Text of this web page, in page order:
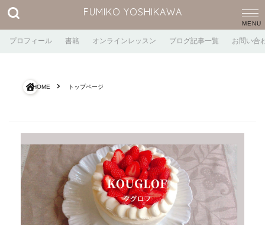
FUMIKO YOSHIKAWA
プロフィール 書籍 オンラインレッスン ブログ記事一覧 お問い合
HOME トップページ